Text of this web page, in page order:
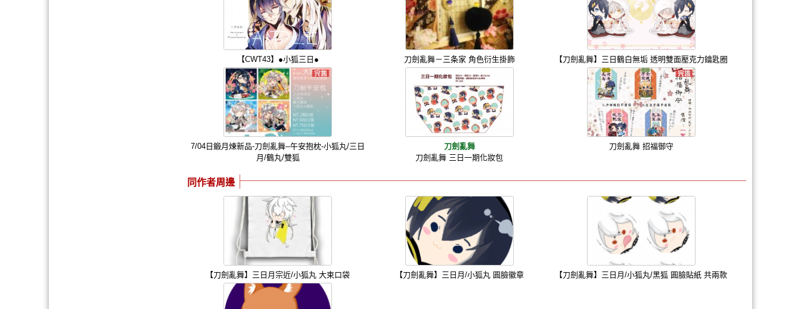
【CWT43】●小狐三日● 刀劍亂舞－三条家 角色衍生掛飾 【刀劍亂舞】三日鶴白無垢 透明雙面壓克力鑰匙圈
7/04日鍛月煉新品-刀劍亂舞--午安抱枕-小狐丸/三日
月/鶴丸/雙狐
刀劍亂舞
刀劍亂舞 三日一期化妝包
刀劍亂舞 招福御守
同作者周邊
【刀劍亂舞】三日月宗近/小狐丸 大束口袋 【刀劍亂舞】三日月/小狐丸 圓臉徽章 【刀劍亂舞】三日月/小狐丸/黑狐 圓臉貼紙 共兩款